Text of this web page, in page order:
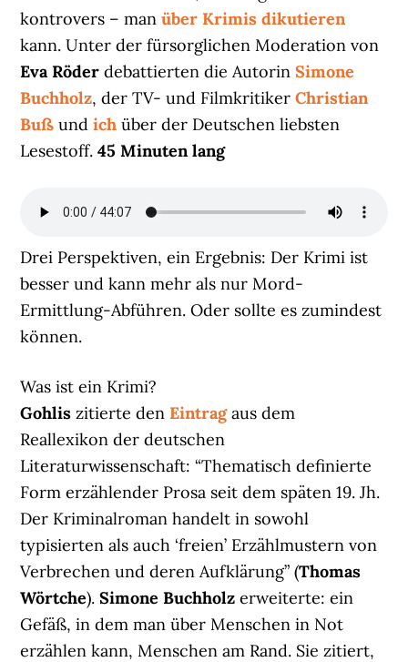
kontrovers – manüber Krimis dikutieren
kann. Unter der fürsorglichen Moderation von
Eva Röder debattierten die AutorinSimone
Buchholz, der TV- und FilmkritikerChristian
Buß undich über der Deutschen liebsten
Lesestoff.45 Minuten lang
Drei Perspektiven, ein Ergebnis: Der Krimi ist
besser und kann mehr als nur Mord-
Ermittlung-Abführen. Oder sollte es zumindest
können.
Was ist ein Krimi?
Gohlis zitierte den Eintragaus dem
Reallexikon der deutschen
Literaturwissenschaft: “Thematisch definierte
Form erzählender Prosa seit dem späten 19. Jh.
Der Kriminalroman handelt in sowohl
typisierten als auch ‘freien’ Erzählmustern von
Verbrechen und deren Aufklärung” (Thomas
Wörtche).Simone Buchholz erweiterte: ein
Gefäß, in dem man über Menschen in Not
erzählen kann, Menschen am Rand. Sie zitiert,